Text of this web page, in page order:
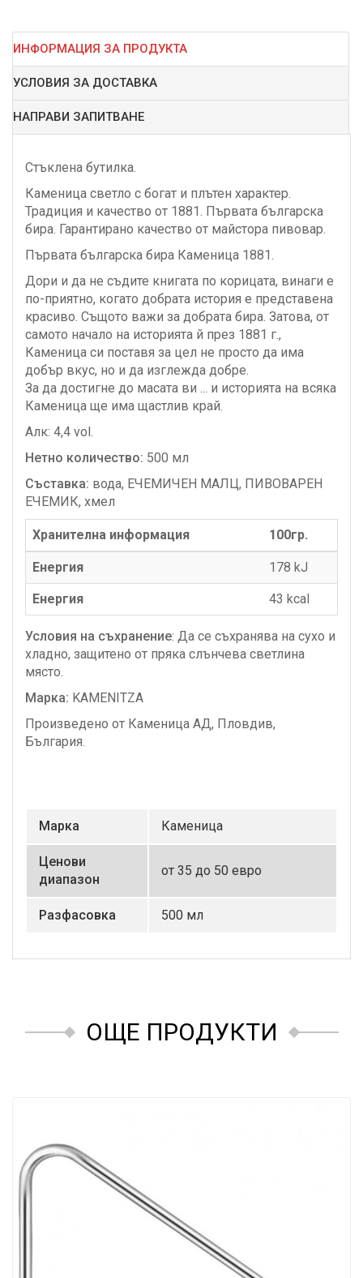
ИНФОРМАЦИЯ ЗА ПРОДУКТА
УСЛОВИЯ ЗА ДОСТАВКА
НАПРАВИ ЗАПИТВАНЕ
Стъклена бутилка.
Каменица светло с богат и плътен характер.
Традиция и качество от 1881. Първата българска
бира. Гарантирано качество от майстора пивовар.
Първата българска бира Каменица 1881.
Дори и да не съдите книгата по корицата, винаги е
по-приятно, когато добрата история е представена
красиво. Същото важи за добрата бира. Затова, от
самото начало на историята й през 1881 г.,
Каменица си поставя за цел не просто да има
добър вкус, но и да изглежда добре.
За да достигне до масата ви ... и историята на всяка
Каменица ще има щастлив край.
Алк: 4,4 vol.
Нетно количество: 500 мл
Съставка: вода, ЕЧЕМИЧЕН МАЛЦ, ПИВОВАРЕН
ЕЧЕМИК, хмел
Хранителна информация 100гр.
Енергия 178 kJ
Енергия 43 kcаl
Условия на съхранение: Да се съхранява на сухо и
хладно, защитено от пряка слънчева светлина
място.
Марка: KAMENITZA
Произведено от Каменица АД, Пловдив,
България.
Маркa Каменица
Ценови
диапазон
от 35 до 50 евро
Разфасовка 500 мл
ОЩЕ ПРОДУКТИ